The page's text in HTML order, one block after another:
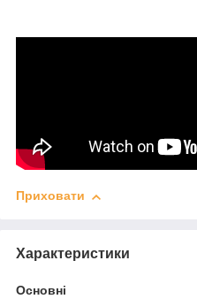
Приховати
Характеристики
Основні